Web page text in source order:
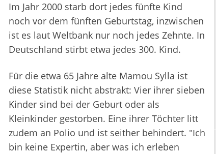
Im Jahr 2000 starb dort jedes fünfte Kind
noch vor dem fünften Geburtstag, inzwischen
ist es laut Weltbank nur noch jedes Zehnte. In
Deutschland stirbt etwa jedes 300. Kind.
Für die etwa 65 Jahre alte Mamou Sylla ist
diese Statistik nicht abstrakt: Vier ihrer sieben
Kinder sind bei der Geburt oder als
Kleinkinder gestorben. Eine ihrer Töchter litt
zudem an Polio und ist seither behindert. "Ich
bin keine Expertin, aber was ich erleben